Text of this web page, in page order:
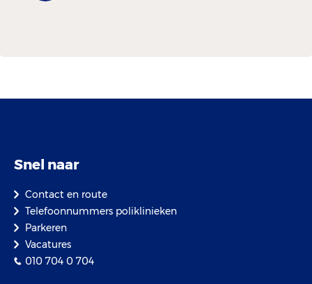
Snel naar
Contact en route
Telefoonnummers poliklinieken
Parkeren
Vacatures
010 704 0 704